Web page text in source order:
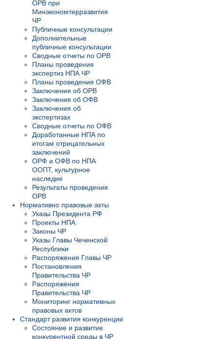
ОРВ при
Минэкономтерразвития
ЧР
Публичные консультации
Дополнительные
публичные консультации
Сводные отчеты по ОРВ
Планы проведения
экспертиз НПА ЧР
Планы проведения ОФВ
Заключения об ОРВ
Заключения об ОФВ
Заключения об
экспертизах
Сводные отчеты по ОФВ
Доработанные НПА по
итогам отрицательных
заключений
ОРФ и ОФВ по НПА
ООПТ, культурное
наследие
Результаты проведения
ОРВ
Нормативно правовые акты
Указы Президента РФ
Проекты НПА
Законы ЧР
Указы Главы Чеченской
Республики
Распоряжения Главы ЧР
Постановления
Правительства ЧР
Распоряжения
Правительства ЧР
Мониторинг нормативных
правовых актов
Стандарт развития конкуренции
Состояние и развитие
конкурентной среды в ЧР